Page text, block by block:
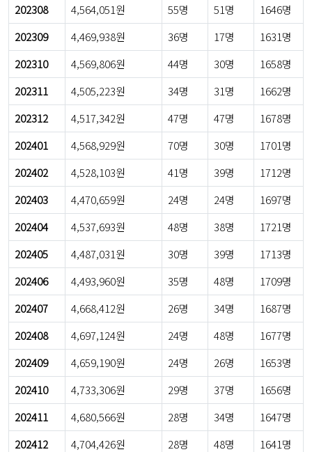
202308 4,564,051원 55명 51명
1646명
202309
4,469,938원 36명 17명
1631명
202310
4,569,806원 44명 30명
1658명
202311
4,505,223원 34명 31명
1662명
202312
4,517,342원 47명 47명
1678명
202401
4,568,929원 70명 30명
1701명
202402
4,528,103원 41명 39명
1712명
202403
4,470,659원 24명 24명
1697명
202404
4,537,693원 48명 38명
1721명
202405
4,487,031원 30명 39명
1713명
202406
4,493,960원 35명 48명
1709명
202407
4,668,412원 26명 34명
1687명
202408
4,697,124원 24명 48명
1677명
202409
4,659,190원 24명 26명
1653명
202410
4,733,306원 29명 37명
1656명
202411
4,680,566원 28명 34명
1647명
202412
4,704,426원 28명 48명
1641명